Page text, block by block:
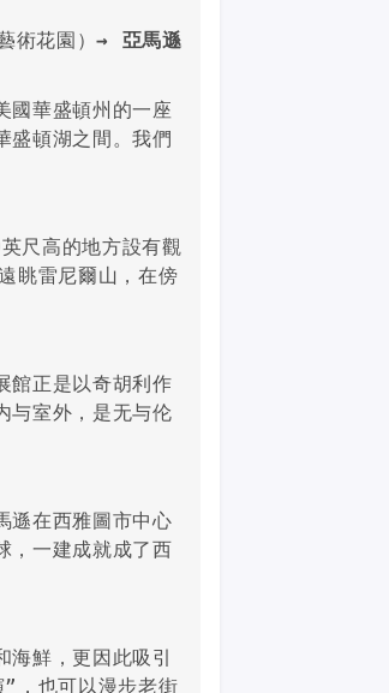
術花園）→ 亞馬遜
國華盛頓州的一座
盛頓湖之間。我們
尺高的地方設有觀
眺雷尼爾山，在傍
館正是以奇胡利作
与室外，是无与伦
遜在西雅圖市中心
，一建成就成了西
海鮮，更因此吸引
，也可以漫步老街